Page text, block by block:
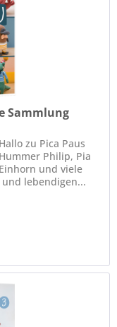
Sammlung
zu Pica Paus
Philip, Pia
und viele
lebendigen...